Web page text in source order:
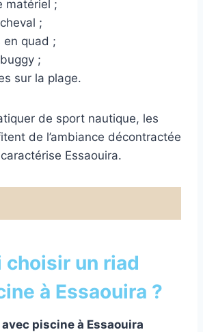
matériel ;
;
en quad ;
;
sur la plage.
de sport nautique, les
de l’ambiance décontractée
Essaouira.
choisir un riad
à Essaouira ?
piscine à Essaouira